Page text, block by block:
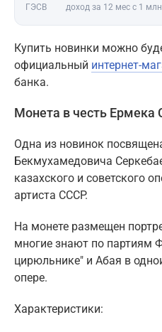
ГЭСВ доход за 12 мес с 1
Купить новинки можно
официальный интернет-
банка.
Монета в честь Ермека
Одна из новинок
Бекмухамедовича
казахского и советского
артиста СССР.
На монете размещен
многие знают по партиям
цирюльнике" и Абая в
опере.
Характеристики: